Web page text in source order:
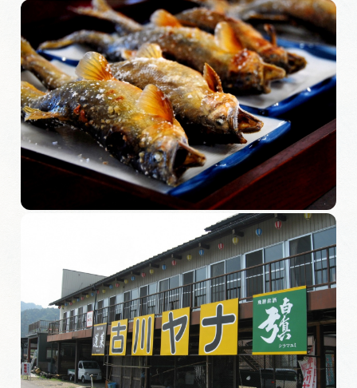
スポット・体験
イベント
グルメ
旅の予約
ぎふ旅レポーター記事
早わかり岐阜
買い物・お土産
行きたいリストを見る